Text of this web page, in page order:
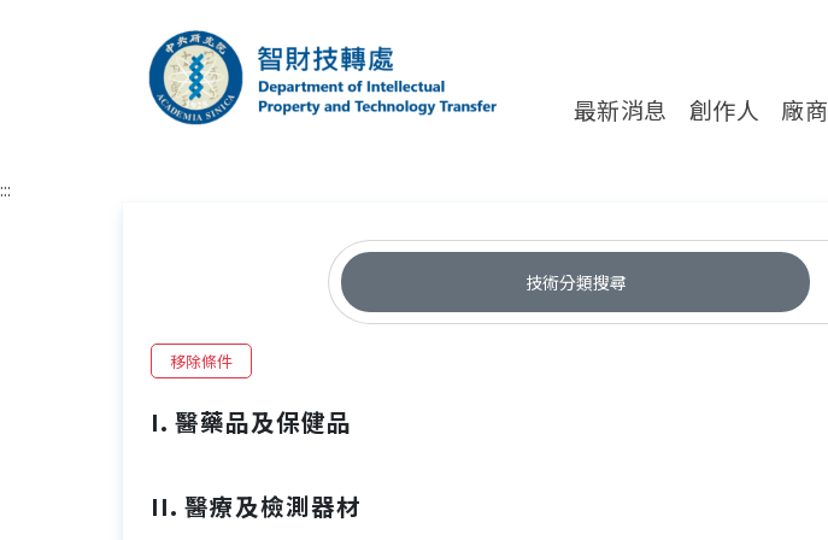
中央研究院智財技轉處對外服務網
最新消息 創作人 廠商
:::
技術分類搜尋
移除條件
I. 醫藥品及保健品
II. 醫療及檢測器材